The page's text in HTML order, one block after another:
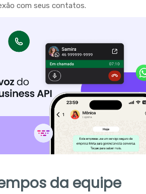
com seus contatos.
da equipe